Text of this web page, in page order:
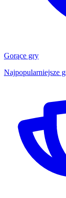
Gorące gry
Najpopularniejsze